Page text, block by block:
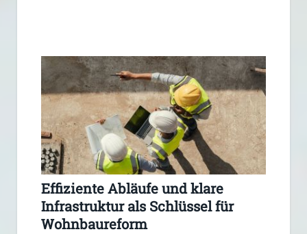
Effiziente Abläufe und klare
Infrastruktur als Schlüssel für
Wohnbaureform